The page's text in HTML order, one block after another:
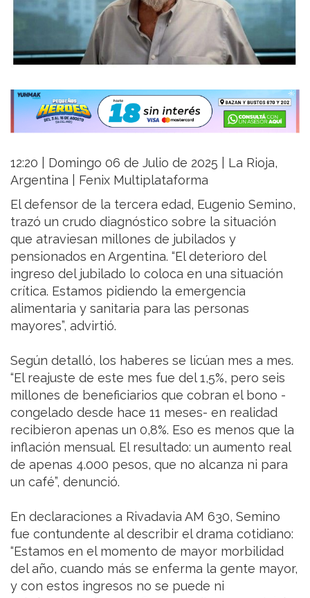
12:20 | Domingo 06 de Julio de 2025 | La Rioja,
Argentina | Fenix Multiplataforma
El defensor de la tercera edad, Eugenio Semino,
trazó un crudo diagnóstico sobre la situación
que atraviesan millones de jubilados y
pensionados en Argentina. “El deterioro del
ingreso del jubilado lo coloca en una situación
crítica. Estamos pidiendo la emergencia
alimentaria y sanitaria para las personas
mayores”, advirtió.
Según detalló, los haberes se licúan mes a mes.
“El reajuste de este mes fue del 1,5%, pero seis
millones de beneficiarios que cobran el bono -
congelado desde hace 11 meses- en realidad
recibieron apenas un 0,8%. Eso es menos que la
inflación mensual. El resultado: un aumento real
de apenas 4.000 pesos, que no alcanza ni para
un café”, denunció.
En declaraciones a Rivadavia AM 630, Semino
fue contundente al describir el drama cotidiano:
“Estamos en el momento de mayor morbilidad
del año, cuando más se enferma la gente mayor,
y con estos ingresos no se puede ni